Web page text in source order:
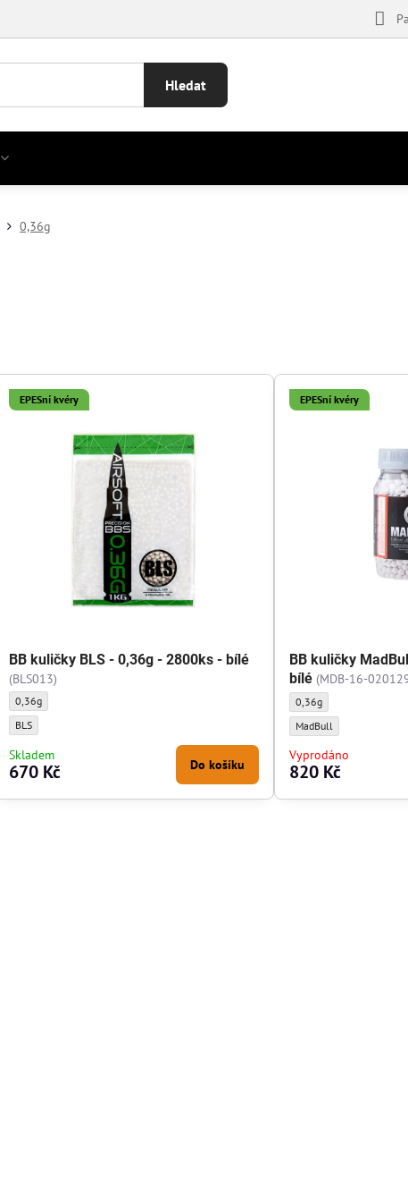
Hledat
0,36g
EPESní kvéry
BB kuličky BLS - 0,36g - 2800ks - bílé
(BLS013)
BB kuličky BLS - 0,36g - 2800ks - bílé - Gramáž kuliček:
0,36g
BB kuličky BLS - 0,36g - 2800ks - bílé - Výrobce kuliček:
BLS
Skladem
670 Kč Do košíku
EPESní kvéry
BB kuličky
bílé (MDB-16-
BB kuličky MadBull -
0,36g
BB kuličky MadBull -
MadBull
Vyprodáno
820 Kč